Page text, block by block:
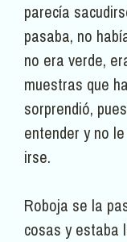
parecía
pasaba, no
no era verde,
muestras que
sorprendió,
entender y no
irse.
Roboja se la
cosas y estaba